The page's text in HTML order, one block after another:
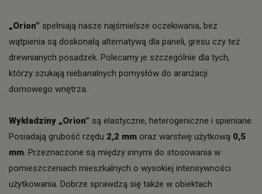
„Orion” spełniają nasze najśmielsze oczekiwania, bez
wątpienia są doskonałą alternatywą dla paneli, gresu czy też
drewnianych posadzek. Polecamy je szczególnie dla tych,
którzy szukają niebanalnych pomysłów do aranżacji
domowego wnętrza.
Wykładziny „Orion” są elastyczne, heterogeniczne i spieniane.
Posiadają grubość rzędu 2,2 mm oraz warstwę użytkową 0,5
mm. Przeznaczone są między innymi do stosowania w
pomieszczeniach mieszkalnych o wysokiej intensywności
użytkowania. Dobrze sprawdzą się także w obiektach